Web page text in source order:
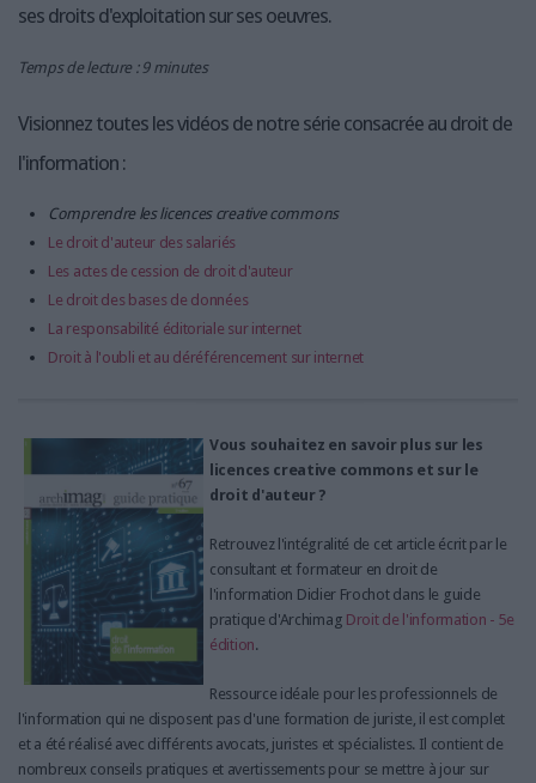
ses droits d'exploitation sur ses oeuvres.
Temps de lecture : 9 minutes
Visionnez toutes les vidéos de notre série consacrée au droit de
l'information :
Comprendre les licences creative commons
Le droit d'auteur des salariés
Les actes de cession de droit d'auteur
Le droit des bases de données
La responsabilité éditoriale sur internet
Droit à l'oubli et au déréférencement sur internet
Vous souhaitez en savoir plus sur les
licences creative commons et sur le
droit d'auteur ?
Retrouvez l'intégralité de cet article écrit par le
consultant et formateur en droit de
l'information Didier Frochot dans le guide
pratique d'Archimag Droit de l'information - 5e
édition.
Ressource idéale pour les professionnels de
l'information qui ne disposent pas d'une formation de juriste, il est complet
et a été réalisé avec différents avocats, juristes et spécialistes. Il contient de
nombreux conseils pratiques et avertissements pour se mettre à jour sur